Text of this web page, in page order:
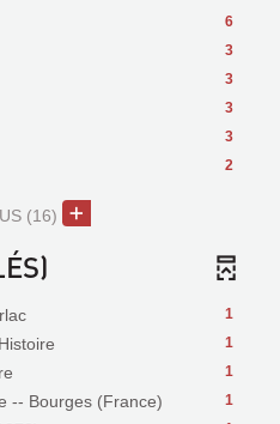
6
3
3
3
3
2
(16)
1
1
1
1
-- Bourges (France)